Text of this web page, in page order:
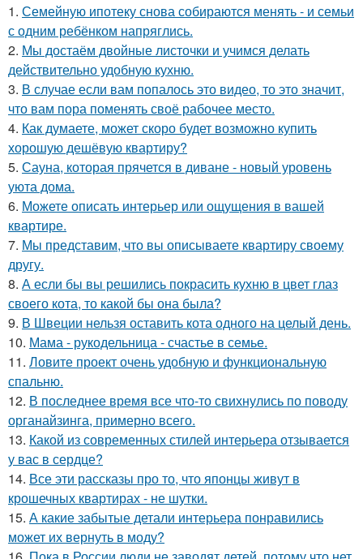
1. Семейную ипотеку снова собираются менять - и семьи
с одним ребёнком напряглись.
2. Мы достаём двойные листочки и учимся делать
действительно удобную кухню.
3. В случае если вам попалось это видео, то это значит,
что вам пора поменять своё рабочее место.
4. Как думаете, может скоро будет возможно купить
хорошую дешёвую квартиру?
5. Сауна, которая прячется в диване - новый уровень
уюта дома.
6. Можете описать интерьер или ощущения в вашей
квартире.
7. Мы представим, что вы описываете квартиру своему
другу.
8. А если бы вы решились покрасить кухню в цвет глаз
своего кота, то какой бы она была?
9. В Швеции нельзя оставить кота одного на целый день.
10. Мама - рукодельница - счастье в семье.
11. Ловите проект очень удобную и функциональную
спальню.
12. В последнее время все что-то свихнулись по поводу
органайзинга, примерно всего.
13. Какой из современных стилей интерьера отзывается
у вас в сердце?
14. Все эти рассказы про то, что японцы живут в
крошечных квартирах - не шутки.
15. А какие забытые детали интерьера понравились
может их вернуть в моду?